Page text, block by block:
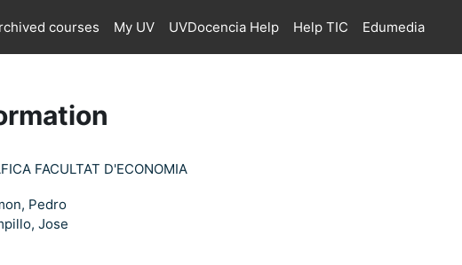
courses My UV UVDocencia Help Help TIC Edumedia
FACULTAT D'ECONOMIA
Pedro
Jose